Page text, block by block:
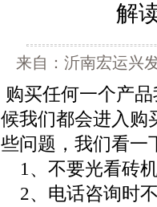
解
来自：沂南宏运兴
购买任何一个产
候我们都会进入购
些问题，我们看一
1、不要光看砖
2、电话咨询时